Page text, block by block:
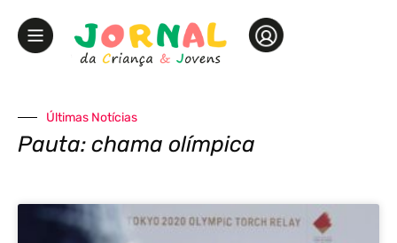
Últimas Notícias
Pauta: chama olímpica